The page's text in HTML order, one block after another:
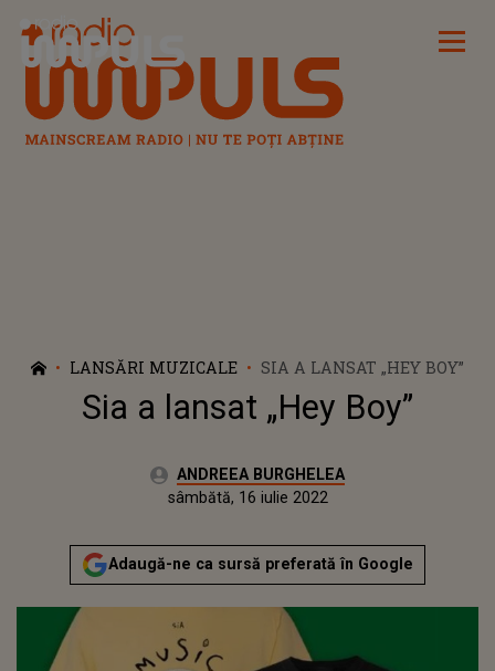
Radio Impuls
LANSĂRI MUZICALE SIA A LANSAT „HEY BOY”
Sia a lansat „Hey Boy”
Autor:ANDREEA BURGHELEA
vineri, 20 noiembrie 2020Actualizat:
sâmbătă, 16 iulie 2022
Adaugă-ne ca sursă preferată în Google